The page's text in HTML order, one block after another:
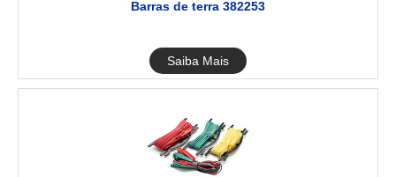
Barras de terra 382253
Saiba Mais